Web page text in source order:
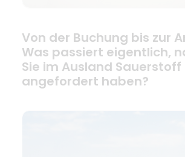
Von der Buchung bis zur
Was passiert eigentlich,
Sie im Ausland Sauerstoff
angefordert haben?